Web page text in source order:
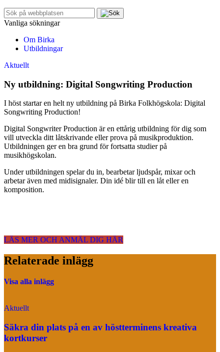
Sök
efter:
Vanliga sökningar
Om Birka
Utbildningar
Aktuellt
Ny utbildning: Digital Songwriting Production
I höst startar en helt ny utbildning på Birka Folkhögskola: Digital
Songwriting Production!
Digital Songwriter Production är en ettårig utbildning för dig som
vill utveckla ditt låtskrivande eller prova på musikproduktion.
Utbildningen ger en bra grund för fortsatta studier på
musikhögskolan.
Under utbildningen spelar du in, bearbetar ljudspår, mixar och
arbetar även med midisignaler. Din idé blir till en låt eller en
komposition.
LÄS MER OCH ANMÄL DIG HÄR
Relaterade inlägg
Visa alla inlägg
Aktuellt
Säkra din plats på en av höstterminens kreativa
kortkurser